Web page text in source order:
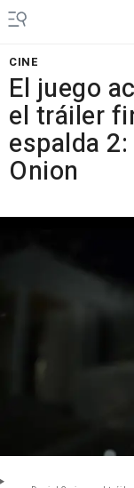
CINE
El juego
el tráiler
espalda
Onion